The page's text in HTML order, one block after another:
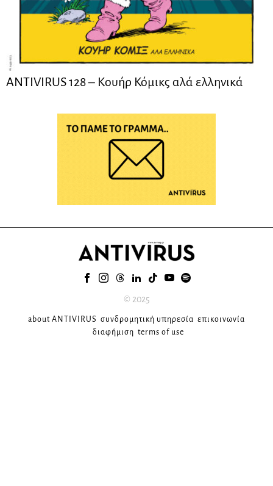
ANTIVIRUS 128 – Kουήρ Κόμικς αλά ελληνικά
© 2025
about ANTIVIRUS συνδρομητική υπηρεσία επικοινωνία
διαφήμιση terms of use